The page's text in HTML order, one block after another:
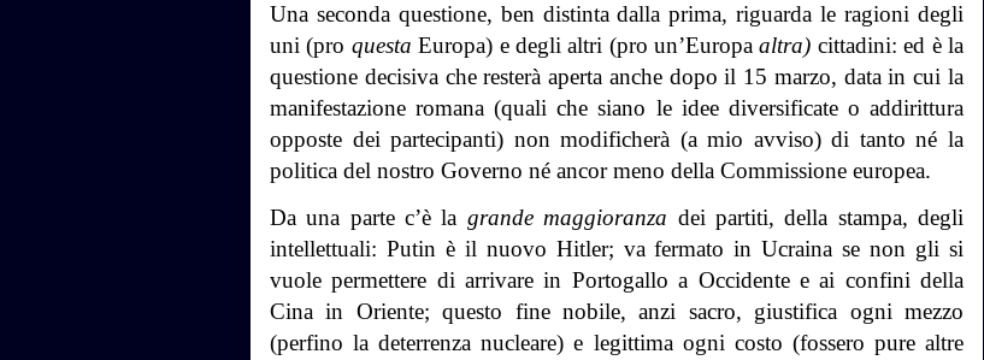
Una seconda questione, ben distinta dalla prima, riguarda le ragioni degli
uni (pro questaEuropa) e degli altri (pro un’Europaaltra) cittadini: ed è la
questione decisiva che resterà aperta anche dopo il 15 marzo, data in cui la
manifestazione romana (quali che siano le idee diversificate o addirittura
opposte dei partecipanti) non modificherà (a mio avviso) di tanto né la
politica del nostro Governo né ancor meno della Commissione europea.
Da una parte c’è la grande maggioranza dei partiti, della stampa, degli
intellettuali: Putin è il nuovo Hitler; va fermato in Ucraina se non gli si
vuole permettere di arrivare in Portogallo a Occidente e ai confini della
Cina in Oriente; questo fine nobile, anzi sacro, giustifica ogni mezzo
(perfino la deterrenza nucleare) e legittima ogni costo (fossero pure altre